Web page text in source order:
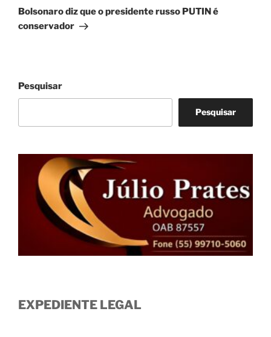
post
Bolsonaro diz que o presidente russo PUTIN é
conservador
Pesquisar
Pesquisar
EXPEDIENTE LEGAL